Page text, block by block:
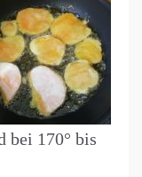
bei 170° bis